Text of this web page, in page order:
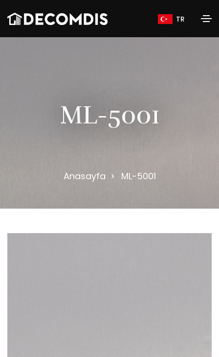
TR
ML-5001
Anasayfa ML-5001